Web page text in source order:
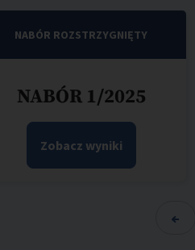
NABÓR ROZSTRZYGNIĘTY
NABÓR 1/2025
Zobacz wyniki